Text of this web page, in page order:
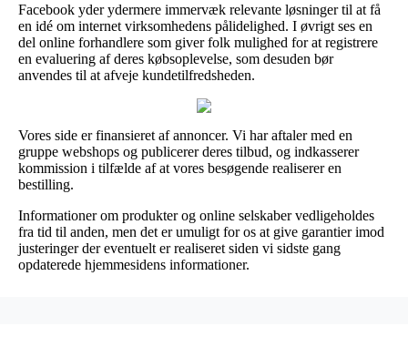
Facebook yder ydermere immervæk relevante løsninger til at få
en idé om internet virksomhedens pålidelighed. I øvrigt ses en
del online forhandlere som giver folk mulighed for at registrere
en evaluering af deres købsoplevelse, som desuden bør
anvendes til at afveje kundetilfredsheden.
Vores side er finansieret af annoncer. Vi har aftaler med en
gruppe webshops og publicerer deres tilbud, og indkasserer
kommission i tilfælde af at vores besøgende realiserer en
bestilling.
Informationer om produkter og online selskaber vedligeholdes
fra tid til anden, men det er umuligt for os at give garantier imod
justeringer der eventuelt er realiseret siden vi sidste gang
opdaterede hjemmesidens informationer.